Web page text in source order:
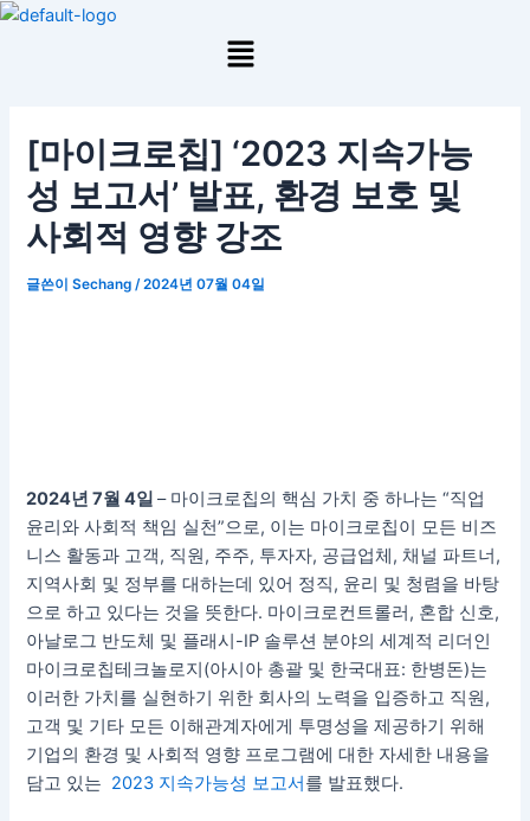
콘
Menu
[마이크로칩] ‘2023 지속가능
성 보고서’ 발표, 환경 보호 및
사회적 영향 강조
글쓴이Sechang/2024년 07월 04일
2024년 7월 4일– 마이크로칩의 핵심 가치 중 하나는 “직업
윤리와 사회적 책임 실천”으로, 이는 마이크로칩이 모든 비즈
니스 활동과 고객, 직원, 주주, 투자자, 공급업체, 채널 파트너,
지역사회 및 정부를 대하는데 있어 정직, 윤리 및 청렴을 바탕
으로 하고 있다는 것을 뜻한다. 마이크로컨트롤러, 혼합 신호,
아날로그 반도체 및 플래시-IP 솔루션 분야의 세계적 리더인
마이크로칩테크놀로지(아시아 총괄 및 한국대표: 한병돈)는
이러한 가치를 실현하기 위한 회사의 노력을 입증하고 직원,
고객 및 기타 모든 이해관계자에게 투명성을 제공하기 위해
기업의 환경 및 사회적 영향 프로그램에 대한 자세한 내용을
담고 있는 2023 지속가능성 보고서를 발표했다.
포